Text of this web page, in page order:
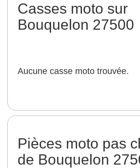
Casses moto sur
Bouquelon 27500
Aucune casse moto trouvée.
Pièces moto pas
de Bouquelon